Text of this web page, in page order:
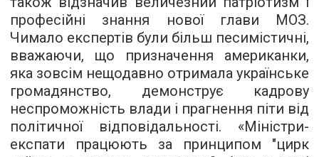
професійні знання нової глави МОЗ.
Чимало експертів були більш песимістичні,
вважаючи, що призначення американки,
яка зовсім нещодавно отримала українське
громадянство, демонструє кадрову
неспроможність влади і прагнення піти від
політичної відповідальності. «Міністри-
експати працюють за принципом "цирк